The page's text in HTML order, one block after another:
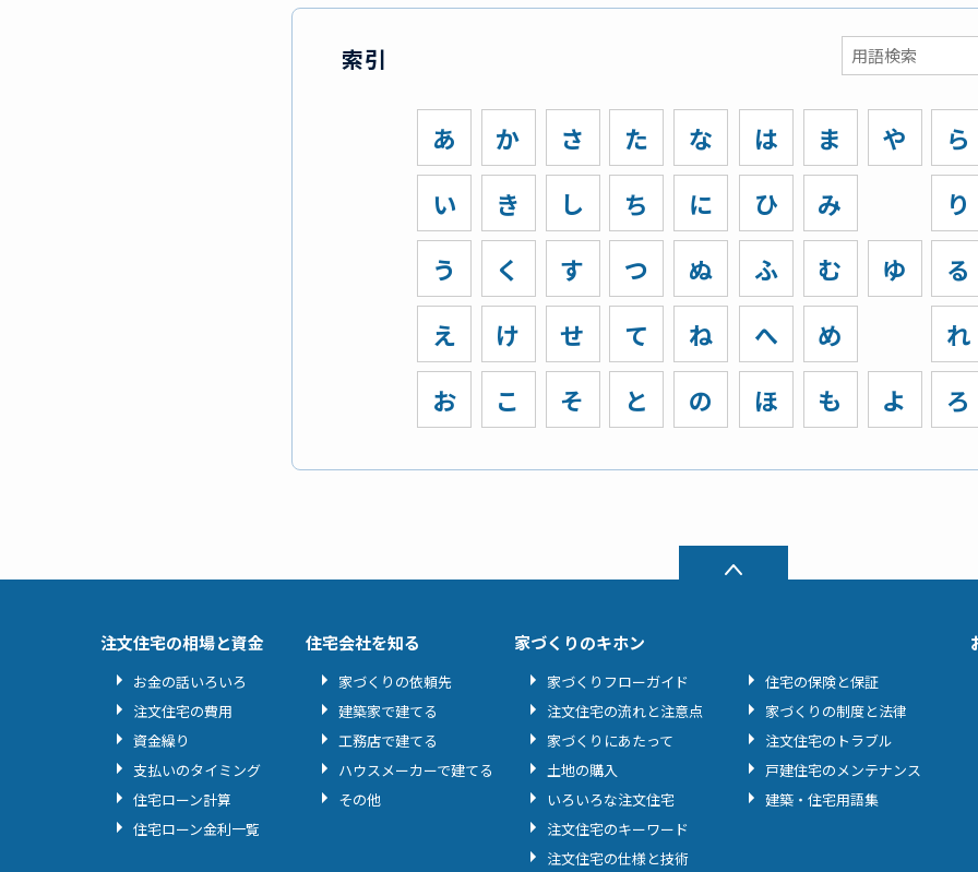
索引
あ
い
う
え
お
か
き
く
け
こ
さ
し
す
せ
そ
た
ち
つ
て
と
な
に
ぬ
ね
の
は
ひ
ふ
へ
ほ
ま
み
む
め
も
や
ゆ
よ
ら
り
る
れ
ろ
注文住宅の相場と資金
お金の話いろいろ
注文住宅の費用
資金繰り
支払いのタイミング
住宅ローン計算
住宅ローン金利一覧
住宅会社を知る
家づくりの依頼先
建築家で建てる
工務店で建てる
ハウスメーカーで建てる
その他
家づくりのキホン
家づくりフローガイド
注文住宅の流れと注意点
家づくりにあたって
土地の購入
いろいろな注文住宅
注文住宅のキーワード
注文住宅の仕様と技術
住宅の保険と保証
家づくりの制度と法律
注文住宅のトラブル
戸建住宅のメンテナンス
建築・住宅用語集